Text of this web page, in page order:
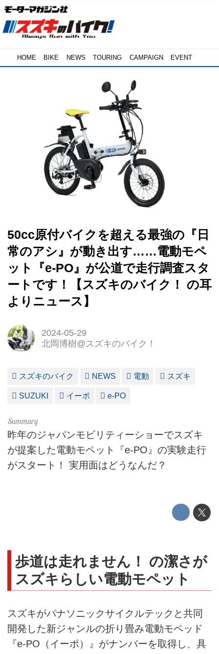
HOME BIKE NEWS TOURING CAMPAIGN EVENT
50cc原付バイクを超える最強の『日
常のアシ』が動き出す……電動モペ
ット『e-PO』が公道で走行調査スタ
ートです！【スズキのバイク！ の耳
よりニュース】
2024-05-29
北岡博樹@スズキのバイク！
スズキのバイク NEWS 電動 スズキ
SUZUKI イーポ e-PO
昨年のジャパンモビリティーショーでスズキ
が提案した電動モペット『e-PO』の実験走行
がスタート！ 実用面はどうなんだ？
歩道は走れません！ の潔さが
スズキらしい電動モペット
スズキがパナソニックサイクルテックと共同
開発した新ジャンルの折り畳み電動モペッド
『e-PO（イーポ）』がナンバーを取得し、具